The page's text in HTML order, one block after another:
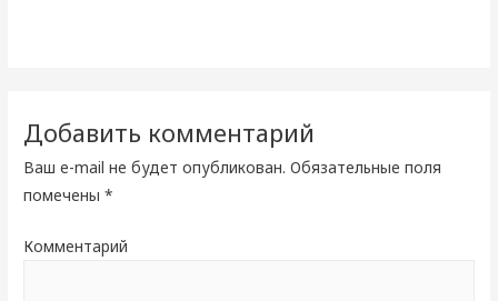
Добавить комментарий
Ваш e-mail не будет опубликован. Обязательные поля
помечены*
Комментарий